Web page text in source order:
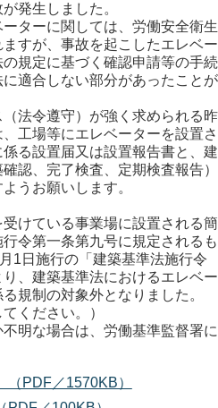
発生しました。
ターに関しては、労働安全衛生
すが、事故を起こしたエレベー
規定に基づく確認申請等の手続
適合しない部分があったことが
法令遵守）が強く求められる昨
工場等にエレベーターを設置さ
る設置届又は設置報告書と、建
認、完了検査、定期検査報告）
うお願いします。
けている事業場に設置される簡
令第一条第九号に規定されるも
1日施行の「建築基準法施行令
、建築基準法におけるエレベー
規制の対象外となりました。
ください。）
明な場合は、労働基準監督署に
（PDF／1570KB）